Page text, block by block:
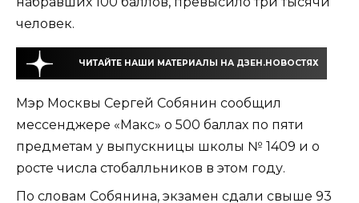
человек.
ЧИТАЙТЕ НАШИ МАТЕРИАЛЫ НА ДЗЕН.НОВОСТЯХ
Мэр Москвы Сергей Собянин сообщил
мессенджере «Макс» о 500 баллах по пяти
предметам у выпускницы школы № 1409 и о
росте числа стобалльников в этом году.
По словам Собянина, экзамен сдали свыше 93